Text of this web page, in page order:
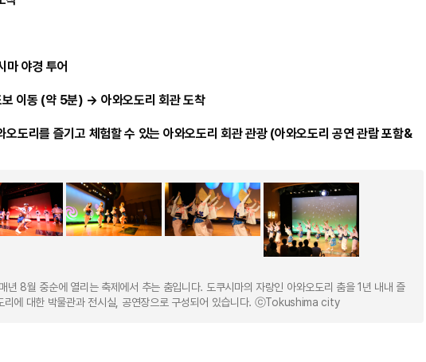
마 야경 투어
이동 (약 5분) → 아와오도리 회관 도착
오도리를 즐기고 체험할 수 있는 아와오도리 회관 관광 (아와오도리 공연 관람 포함&
년 8월 중순에 열리는 축제에서 추는 춤입니다. 도쿠시마의 자랑인 아와오도리 춤을 1년 내내 즐
리에 대한 박물관과 전시실, 공연장으로 구성되어 있습니다. ⓒTokushima city